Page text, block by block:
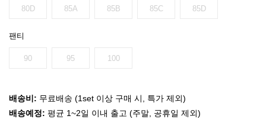
80D 85A 85B 85C 85D
팬티
90 95 100
배송비: 무료배송 (1set 이상 구매 시, 특가 제외)
배송예정: 평균 1~2일 이내 출고 (주말, 공휴일 제외)